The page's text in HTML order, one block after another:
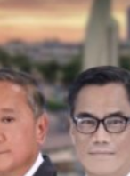
ป็นการทั่วไป ที่จะมี
ะแนนการเลือกตั้ง
อง เหมือนการ
ที่เน้นความ
แนนแรกเมื่อ
(กปน.) นับคะแนน
รายงาน ส.ส. 5/18
นได้ดูและตรวจ
. ถึงต้องใช้
ทยสนใจทำเพลง
ของนายกตู่
เพลงมาร์ชทหาร
สามัคคีของคนไทย
กษาประเทศชาติ